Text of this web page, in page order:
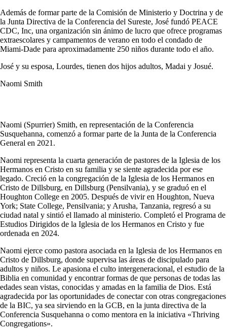
Además de formar parte de la Comisión de Ministerio y Doctrina y de
la Junta Directiva de la Conferencia del Sureste, José fundó PEACE
CDC, Inc, una organización sin ánimo de lucro que ofrece programas
extraescolares y campamentos de verano en todo el condado de
Miami-Dade para aproximadamente 250 niños durante todo el año.
José y su esposa, Lourdes, tienen dos hijos adultos, Madai y Josué.
Naomi Smith
Naomi (Spurrier) Smith, en representación de la Conferencia
Susquehanna, comenzó a formar parte de la Junta de la Conferencia
General en 2021.
Naomi representa la cuarta generación de pastores de la Iglesia de los
Hermanos en Cristo en su familia y se siente agradecida por ese
legado. Creció en la congregación de la Iglesia de los Hermanos en
Cristo de Dillsburg, en Dillsburg (Pensilvania), y se graduó en el
Houghton College en 2005. Después de vivir en Houghton, Nueva
York; State College, Pensilvania; y Arusha, Tanzania, regresó a su
ciudad natal y sintió el llamado al ministerio. Completó el Programa de
Estudios Dirigidos de la Iglesia de los Hermanos en Cristo y fue
ordenada en 2024.
Naomi ejerce como pastora asociada en la Iglesia de los Hermanos en
Cristo de Dillsburg, donde supervisa las áreas de discipulado para
adultos y niños. Le apasiona el culto intergeneracional, el estudio de la
Biblia en comunidad y encontrar formas de que personas de todas las
edades sean vistas, conocidas y amadas en la familia de Dios. Está
agradecida por las oportunidades de conectar con otras congregaciones
de la BIC, ya sea sirviendo en la GCB, en la junta directiva de la
Conferencia Susquehanna o como mentora en la iniciativa «Thriving
Congregations».